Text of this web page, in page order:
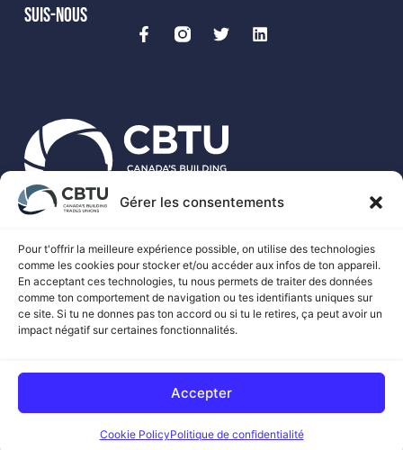
Gérer les consentements
Pour t'offrir la meilleure expérience possible, on utilise des technologies
comme les cookies pour stocker et/ou accéder aux infos de ton appareil.
En acceptant ces technologies, tu nous permets de traiter des données
comme ton comportement de navigation ou tes identifiants uniques sur
ce site. Si tu ne donnes pas ton accord ou si tu le retires, ça peut avoir un
impact négatif sur certaines fonctionnalités.
Accepter
Cookie PolicyPolitique de confidentialité
travailleurs syndiqués des métiers spécialisés au Canada.
SUIS-NOUS
© 2026 SYNDICATS DES MÉTIERS DU BÂTIMENT DU CANADA
CONSENTEMENT AUX COOKIES PAR